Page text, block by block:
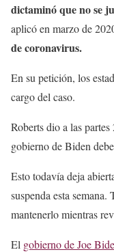
dictaminó que no se
aplicó en marzo de
de coronavirus.
En su petición, los
cargo del caso.
Roberts dio a las
gobierno de Biden
Esto todavía deja
suspenda esta
mantenerlo mientras
El gobierno de Joe